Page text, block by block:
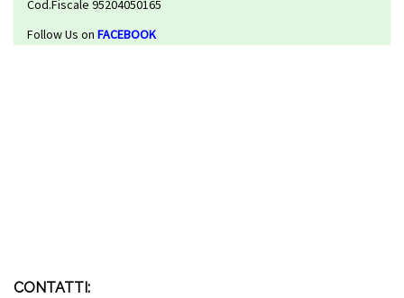
Cod.Fiscale 95204050165
Follow Us on FACEBOOK
CONTATTI: